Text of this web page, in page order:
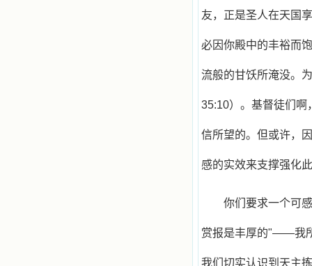
友，正是圣人在天国
必因你殿中的丰裕而
流般的甘饫所淹没。
35:10）。基督徒们啊
信所望的。但或许，
感的实效来支撑强化
你们要求一个可
赏报是丰厚的"——我
我们切实认识到天主